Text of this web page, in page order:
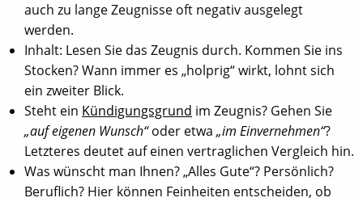
auch zu lange Zeugnisse oft negativ ausgelegt
werden.
Inhalt: Lesen Sie das Zeugnis durch. Kommen Sie ins
Stocken? Wann immer es „holprig“ wirkt, lohnt sich
ein zweiter Blick.
Steht ein Kündigungsgrund im Zeugnis? Gehen Sie
„auf eigenen Wunsch“oder etwa „im Einvernehmen“?
Letzteres deutet auf einen vertraglichen Vergleich hin.
Was wünscht man Ihnen? „Alles Gute“? Persönlich?
Beruflich? Hier können Feinheiten entscheiden, ob